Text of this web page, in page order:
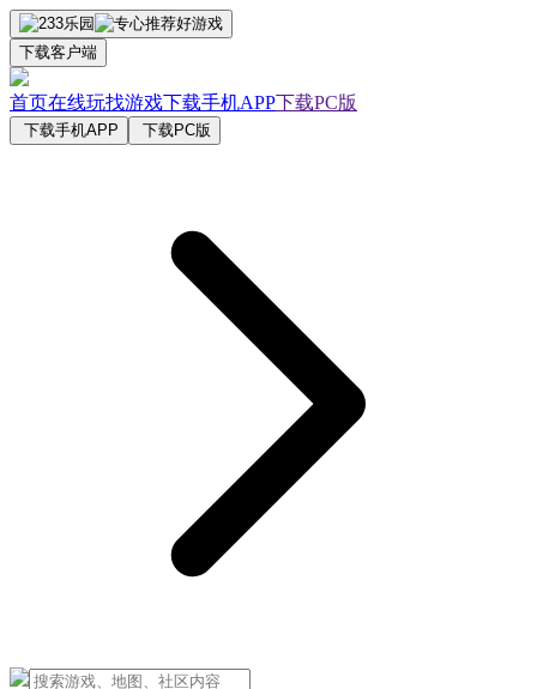
下载客户端
首页在线玩找游戏下载手机APP下载PC版
下载手机APP 下载PC版